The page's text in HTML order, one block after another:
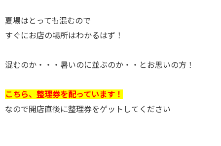
夏場はとっても混むので
すぐにお店の場所はわかるはず！
混むのか・・・暑いのに並ぶのか・・とお思いの方！
こちら、整理券を配っています！
なので開店直後に整理券をゲットしてください